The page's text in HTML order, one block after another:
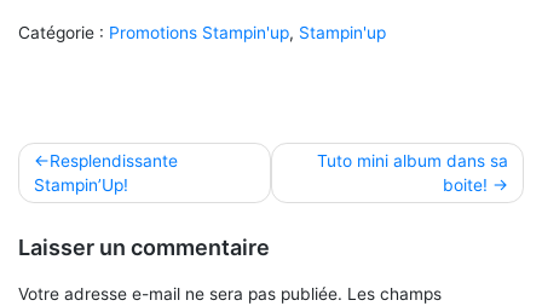
Catégorie : Promotions Stampin'up, Stampin'up
Navigation
de
l’article
Resplendissante
Stampin’Up!
Tuto mini album dans sa
boite!
Laisser un commentaire
Votre adresse e-mail ne sera pas publiée. Les champs